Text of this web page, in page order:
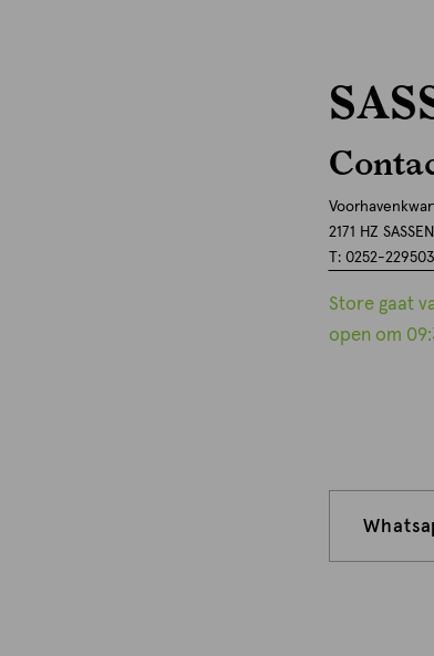
2171 HZ
T: 0252-229503
Store gaat
open om